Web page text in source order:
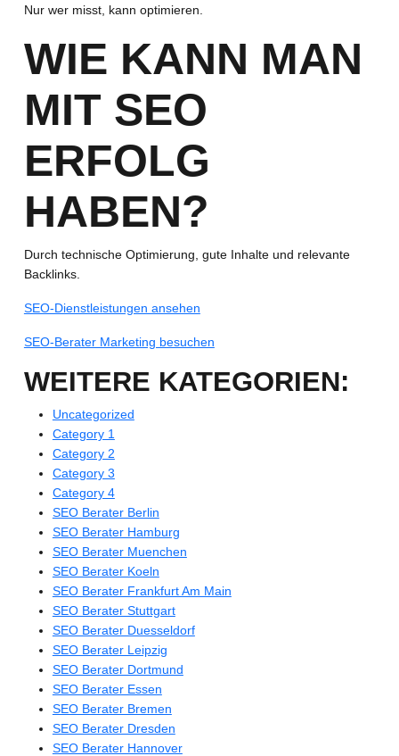
Nur wer misst, kann optimieren.
WIE KANN MAN
MIT SEO
ERFOLG
HABEN?
Durch technische Optimierung, gute Inhalte und relevante
Backlinks.
SEO-Dienstleistungen ansehen
SEO-Berater Marketing besuchen
WEITERE KATEGORIEN:
Uncategorized
Category 1
Category 2
Category 3
Category 4
SEO Berater Berlin
SEO Berater Hamburg
SEO Berater Muenchen
SEO Berater Koeln
SEO Berater Frankfurt Am Main
SEO Berater Stuttgart
SEO Berater Duesseldorf
SEO Berater Leipzig
SEO Berater Dortmund
SEO Berater Essen
SEO Berater Bremen
SEO Berater Dresden
SEO Berater Hannover